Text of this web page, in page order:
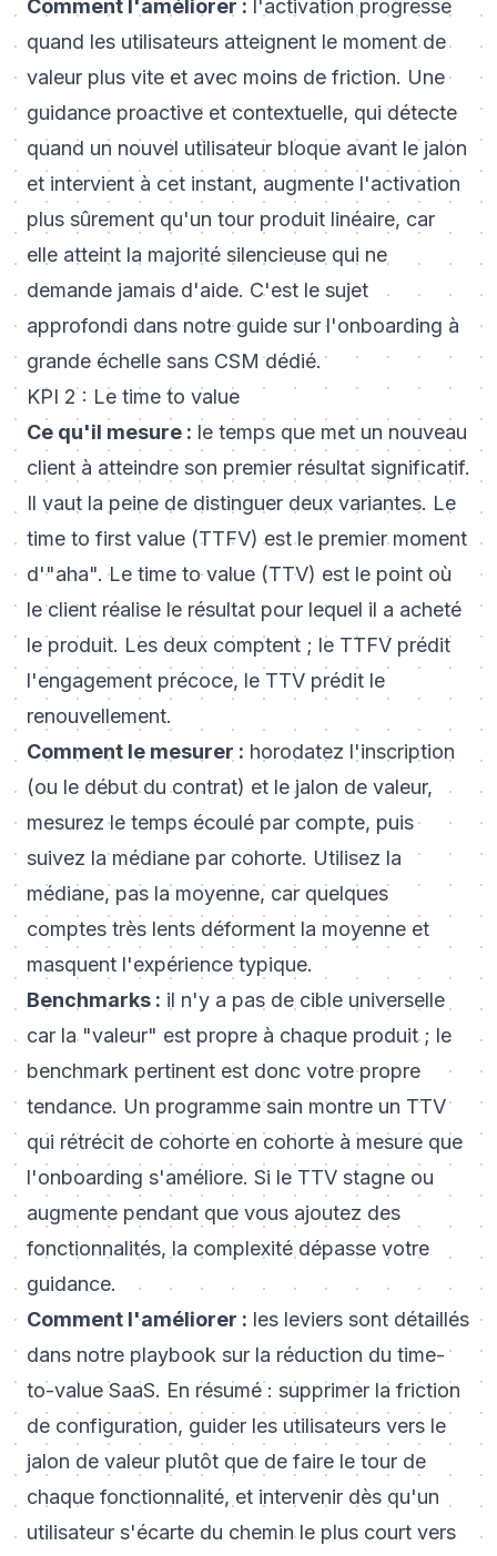
Comment l'améliorer : l'activation progresse
quand les utilisateurs atteignent le moment de
valeur plus vite et avec moins de friction. Une
guidance proactive et contextuelle, qui détecte
quand un nouvel utilisateur bloque avant le jalon
et intervient à cet instant, augmente l'activation
plus sûrement qu'un tour produit linéaire, car
elle atteint la majorité silencieuse qui ne
demande jamais d'aide. C'est le sujet
approfondi dans notre guide surl'onboarding à
grande échelle sans CSM dédié.
KPI 2 : Le time to value
Ce qu'il mesure : le temps que met un nouveau
client à atteindre son premier résultat significatif.
Il vaut la peine de distinguer deux variantes. Le
time to first value (TTFV) est le premier moment
d'"aha". Le time to value (TTV) est le point où
le client réalise le résultat pour lequel il a acheté
le produit. Les deux comptent ; le TTFV prédit
l'engagement précoce, le TTV prédit le
renouvellement.
Comment le mesurer : horodatez l'inscription
(ou le début du contrat) et le jalon de valeur,
mesurez le temps écoulé par compte, puis
suivez la médiane par cohorte. Utilisez la
médiane, pas la moyenne, car quelques
comptes très lents déforment la moyenne et
masquent l'expérience typique.
Benchmarks : il n'y a pas de cible universelle
car la "valeur" est propre à chaque produit ; le
benchmark pertinent est donc votre propre
tendance. Un programme sain montre un TTV
qui rétrécit de cohorte en cohorte à mesure que
l'onboarding s'améliore. Si le TTV stagne ou
augmente pendant que vous ajoutez des
fonctionnalités, la complexité dépasse votre
guidance.
Comment l'améliorer : les leviers sont détaillés
dans notre playbook sur la réduction du time-
to-value SaaS. En résumé : supprimer la friction
de configuration, guider les utilisateurs vers le
jalon de valeur plutôt que de faire le tour de
chaque fonctionnalité, et intervenir dès qu'un
utilisateur s'écarte du chemin le plus court vers